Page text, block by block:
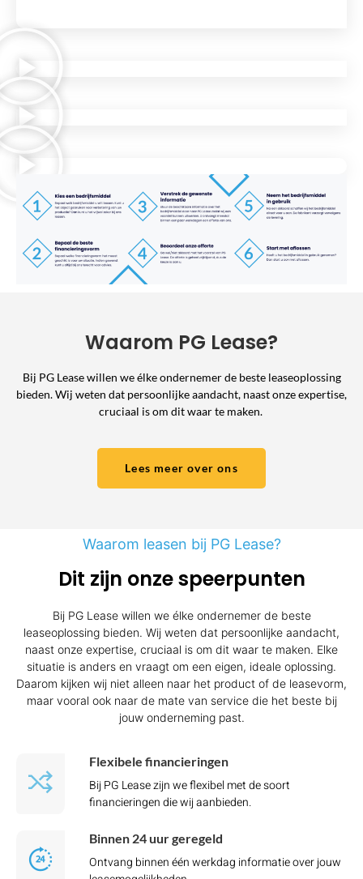
Waarom PG Lease?
Bij PG Lease willen we élke ondernemer de beste leaseoplossing
bieden. Wij weten dat persoonlijke aandacht, naast onze expertise,
cruciaal is om dit waar te maken.
Lees meer over ons
Waarom leasen bij PG Lease?
Dit zijn onze speerpunten
Bij PG Lease willen we élke ondernemer de beste
leaseoplossing bieden. Wij weten dat persoonlijke aandacht,
naast onze expertise, cruciaal is om dit waar te maken. Elke
situatie is anders en vraagt om een eigen, ideale oplossing.
Daarom kijken wij niet alleen naar het product of de leasevorm,
maar vooral ook naar de mate van service die het beste bij
jouw onderneming past.
Flexibele financieringen
Bij PG Lease zijn we flexibel met de soort
financieringen die wij aanbieden.
Binnen 24 uur geregeld
Ontvang binnen één werkdag informatie over jouw